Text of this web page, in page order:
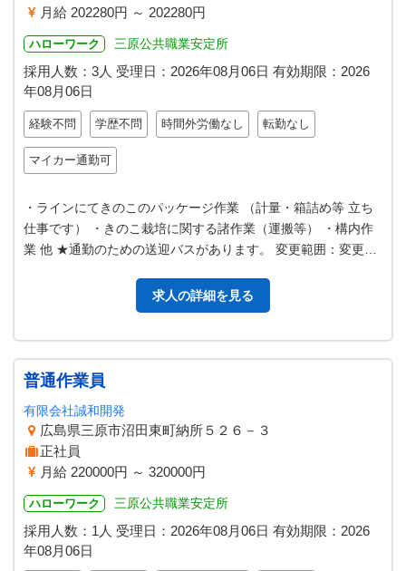
月給 202280円 ～ 202280円
ハローワーク 三原公共職業安定所
採用人数：3人 受理日： 2026年08月06日 有効期限： 2026
年08月06日
経験不問 学歴不問 時間外労働なし 転勤なし
マイカー通勤可
・ラインにてきのこのパッケージ作業 （計量・箱詰め等 立ち
仕事です） ・きのこ栽培に関する諸作業（運搬等） ・構内作
業 他 ★通勤のための送迎バスがあります。 変更範囲：変更な
求人の詳細を見る
普通作業員
有限会社誠和開発
広島県三原市沼田東町納所５２６－３
正社員
月給 220000円 ～ 320000円
ハローワーク 三原公共職業安定所
採用人数：1人 受理日： 2026年08月06日 有効期限： 2026
年08月06日